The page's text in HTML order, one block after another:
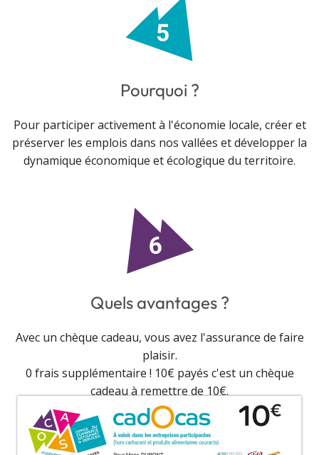
Pourquoi ?
Pour participer activement à l'économie locale, créer et
préserver les emplois dans nos vallées et développer la
dynamique économique et écologique du territoire.
Quels avantages ?
Avec un chèque cadeau, vous avez l'assurance de faire
plaisir.
0 frais supplémentaire ! 10€ payés c'est un chèque
cadeau à remettre de 10€.
Totalement défiscalisé.